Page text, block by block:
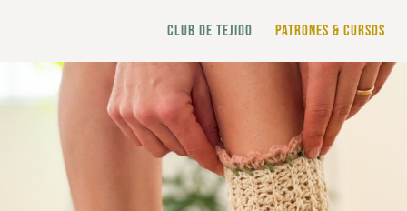
CLUB DE TEJIDO PATRONES & CURSOS